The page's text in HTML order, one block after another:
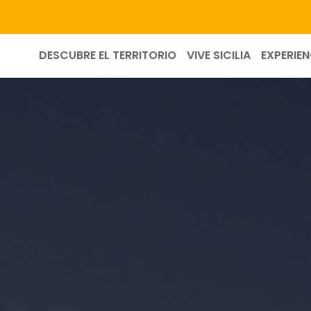
DESCUBRE EL TERRITORIO VIVE SICILIA